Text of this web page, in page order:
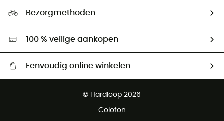
Ambassadeurs
Hardgreen
Bezorgmethoden
100 % veilige aankopen
Eenvoudig online winkelen
Gratis retourneren binnen 100 dagen
© Hardloop 2026
Colofon